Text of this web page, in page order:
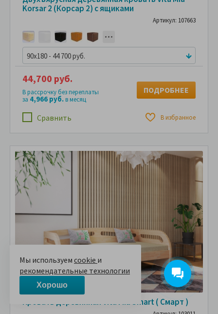
Korsar 2 (Корсар 2) с ящиками
Артикул: 107663
90x180 - 44 700 руб.
Сравнить В избранное
44,700 руб.
В рассрочку без переплаты
за 4,966 руб.в месяц
ПОДРОБНЕЕ
Кровать деревянная Vita Mia Smart ( Смарт )
Мы используем cookie и
рекомендательные технологии
Хорошо